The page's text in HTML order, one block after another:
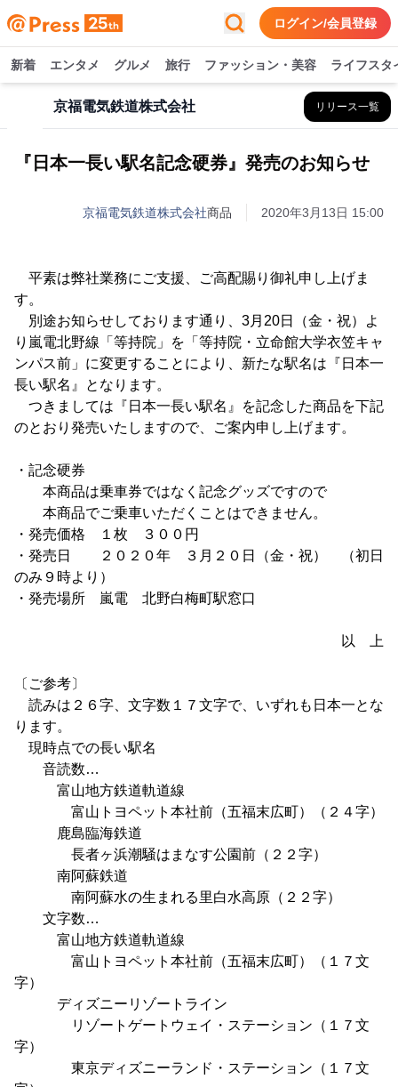
ログイン/会員登録
新着 エンタメ グルメ 旅行 ファッション・美容 ライフスタ
京福電気鉄道株式会社 リリース一覧
『日本一長い駅名記念硬券』発売のお知らせ
京福電気鉄道株式会社商品 2020年3月13日 15:00
平素は弊社業務にご支援、ご高配賜り御礼申し上げま
す。
別途お知らせしております通り、3月20日（金・祝）よ
り嵐電北野線「等持院」を「等持院・立命館大学衣笠キャ
ンパス前」に変更することにより、新たな駅名は『日本一
長い駅名』となります。
つきましては『日本一長い駅名』を記念した商品を下記
のとおり発売いたしますので、ご案内申し上げます。
・記念硬券
本商品は乗車券ではなく記念グッズですので
本商品でご乗車いただくことはできません。
・発売価格 １枚 ３００円
・発売日 ２０２０年 ３月２０日（金・祝） （初日
のみ９時より）
・発売場所 嵐電 北野白梅町駅窓口
以 上
〔ご参考〕
読みは２６字、文字数１７文字で、いずれも日本一とな
ります。
現時点での長い駅名
音読数…
富山地方鉄道軌道線
富山トヨペット本社前（五福末広町）（２４字）
鹿島臨海鉄道
長者ヶ浜潮騒はまなす公園前（２２字）
南阿蘇鉄道
南阿蘇水の生まれる里白水高原（２２字）
文字数…
富山地方鉄道軌道線
富山トヨペット本社前（五福末広町）（１７文
字）
ディズニーリゾートライン
リゾートゲートウェイ・ステーション（１７文
字）
東京ディズニーランド・ステーション（１７文